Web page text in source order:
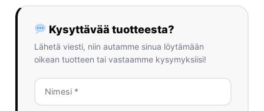
Kysyttävää tuotteesta?
Lähetä viesti, niin autamme sinua löytämään
oikean tuotteen tai vastaamme kysymyksiisi!